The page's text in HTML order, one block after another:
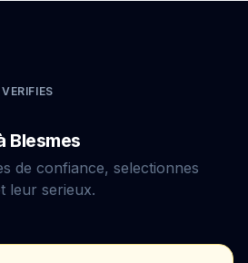
Blesmes
de confiance, selectionnes
leur serieux.